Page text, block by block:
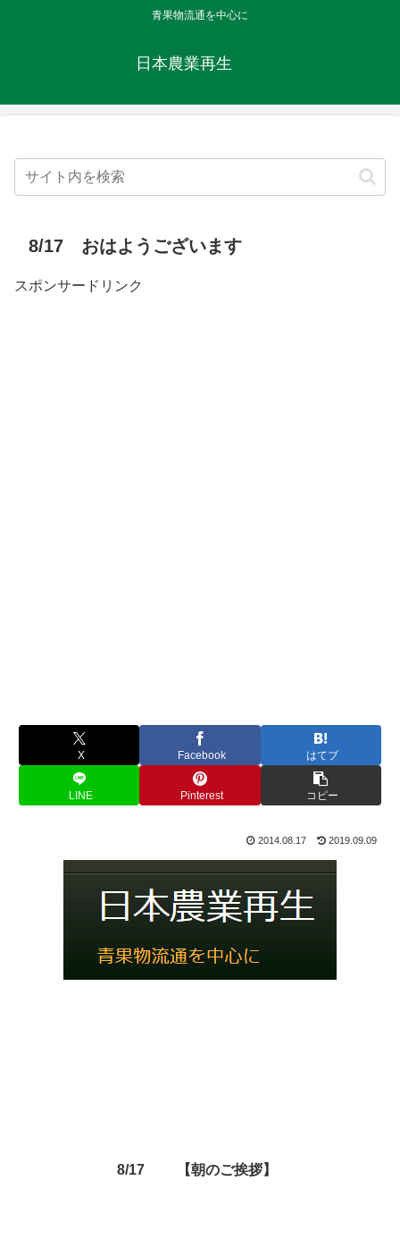
青果物流通を中心に
日本農業再生
8/17 おはようございます
スポンサードリンク
X Facebook はてブ
LINE Pinterest コピー
2014.08.17 2019.09.09
8/17 【朝のご挨拶】